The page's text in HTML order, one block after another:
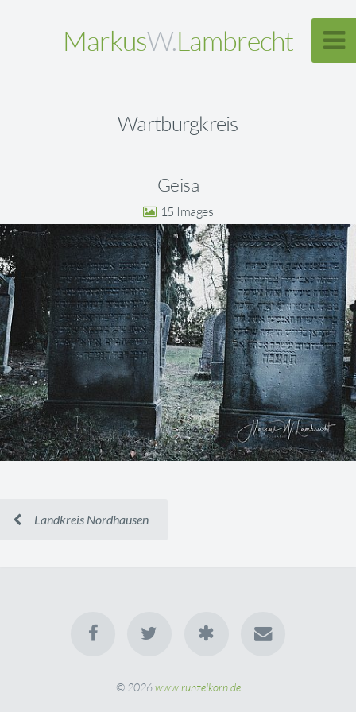
MarkusW.Lambrecht
Wartburgkreis
Geisa
15
Landkreis Nordhausen
© 2026www.runzelkorn.de